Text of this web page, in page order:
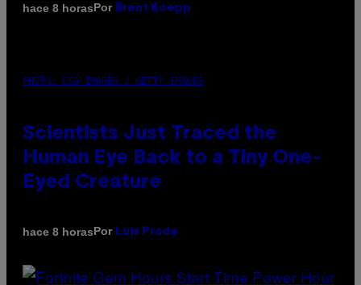
hace 8 horasPor Brent Koepp
PHOTO: CSA IMAGES / GETTY IMAGES
Scientists Just Traced the
Human Eye Back to a Tiny One-
Eyed Creature
hace 8 horasPor Luis Prada